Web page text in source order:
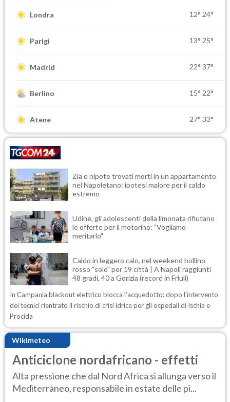
Londra 12° 24°
Parigi 13° 25°
Madrid 22° 37°
Berlino 15° 22°
Atene 27° 33°
Zia e nipote trovati morti in un appartamento
nel Napoletano: ipotesi malore per il caldo
estremo
Udine, gli adolescenti della limonata rifiutano
le offerte per il motorino: "Vogliamo
meritarlo"
Caldo in leggero calo, nel weekend bollino
rosso "solo" per 19 città | A Napoli raggiunti
48 gradi, 40 a Gorizia (record in Friuli)
In Campania blackout elettrico blocca l'acquedotto: dopo l'intervento
dei tecnici rientrato il rischio di crisi idrica per gli ospedali di Ischia e
Procida
Wikimeteo
Anticiclone nordafricano - effetti
Alta pressione che dal Nord Africa si allunga verso il
Mediterraneo, responsabile in estate delle pi...